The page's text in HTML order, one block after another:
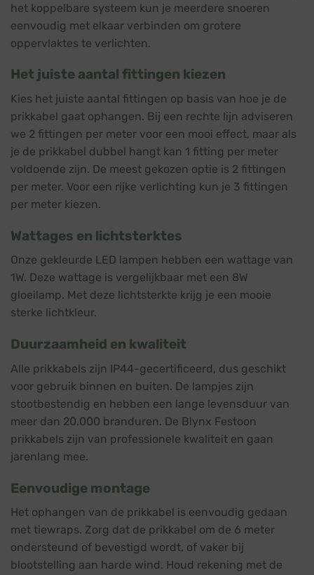
het koppelbare systeem kun je meerdere snoeren
eenvoudig met elkaar verbinden om grotere
oppervlaktes te verlichten.
Het juiste aantal fittingen kiezen
Kies het juiste aantal fittingen op basis van hoe je de
prikkabel gaat ophangen. Bij een rechte lijn adviseren
we 2 fittingen per meter voor een mooi effect, maar als
je de prikkabel dubbel hangt kan 1 fitting per meter
voldoende zijn. De meest gekozen optie is 2 fittingen
per meter. Voor een rijke verlichting kun je 3 fittingen
per meter kiezen.
Wattages en lichtsterktes
Onze gekleurde LED lampen hebben een wattage van
1W. Deze wattage is vergelijkbaar met een 8W
gloeilamp. Met deze lichtsterkte krijg je een mooie
sterke lichtkleur.
Duurzaamheid en kwaliteit
Alle prikkabels zijn IP44-gecertificeerd, dus geschikt
voor gebruik binnen en buiten. De lampjes zijn
stootbestendig en hebben een lange levensduur van
meer dan 20.000 branduren. De Blynx Festoon
prikkabels zijn van professionele kwaliteit en gaan
jarenlang mee.
Eenvoudige montage
Het ophangen van de prikkabel is eenvoudig gedaan
met tiewraps. Zorg dat de prikkabel om de 6 meter
ondersteund of bevestigd wordt, of vaker bij
blootstelling aan harde wind. Houd rekening met de